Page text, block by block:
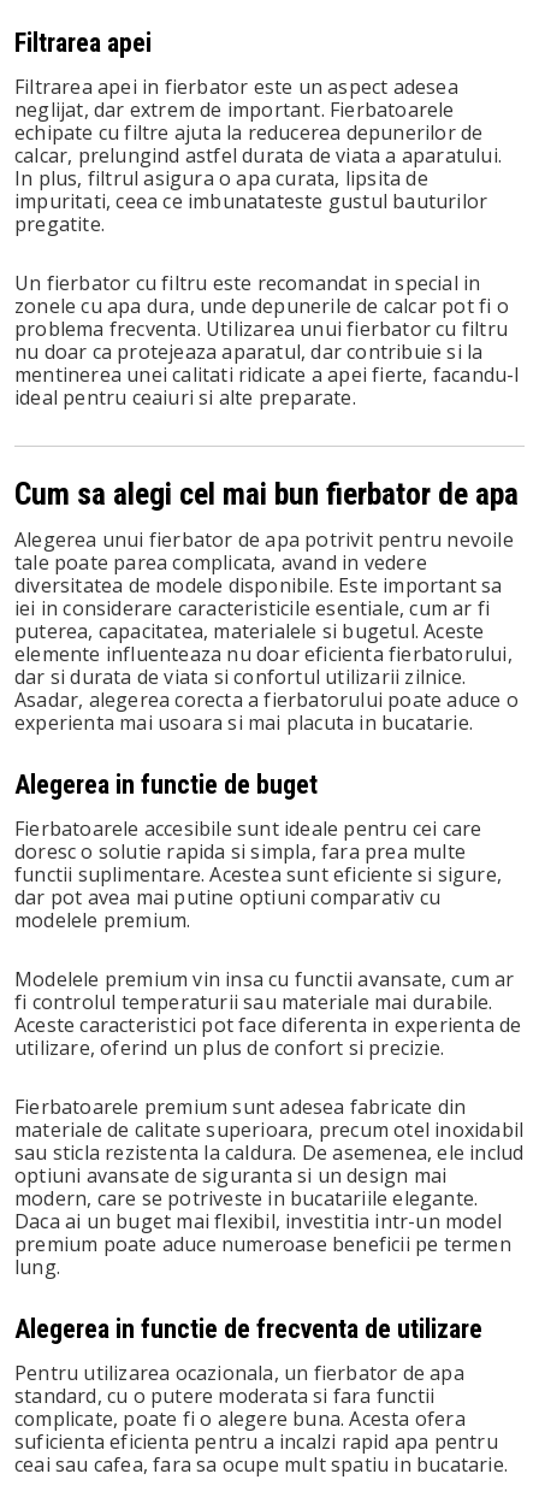
Filtrarea apei
Filtrarea apei in fierbator este un aspect adesea
neglijat, dar extrem de important. Fierbatoarele
echipate cu filtre ajuta la reducerea depunerilor de
calcar, prelungind astfel durata de viata a aparatului.
In plus, filtrul asigura o apa curata, lipsita de
impuritati, ceea ce imbunatateste gustul bauturilor
pregatite.
Un fierbator cu filtru este recomandat in special in
zonele cu apa dura, unde depunerile de calcar pot fi o
problema frecventa. Utilizarea unui fierbator cu filtru
nu doar ca protejeaza aparatul, dar contribuie si la
mentinerea unei calitati ridicate a apei fierte, facandu-l
ideal pentru ceaiuri si alte preparate.
Cum sa alegi cel mai bun fierbator de apa
Alegerea unui fierbator de apa potrivit pentru nevoile
tale poate parea complicata, avand in vedere
diversitatea de modele disponibile. Este important sa
iei in considerare caracteristicile esentiale, cum ar fi
puterea, capacitatea, materialele si bugetul. Aceste
elemente influenteaza nu doar eficienta fierbatorului,
dar si durata de viata si confortul utilizarii zilnice.
Asadar, alegerea corecta a fierbatorului poate aduce o
experienta mai usoara si mai placuta in bucatarie.
Alegerea in functie de buget
Fierbatoarele accesibile sunt ideale pentru cei care
doresc o solutie rapida si simpla, fara prea multe
functii suplimentare. Acestea sunt eficiente si sigure,
dar pot avea mai putine optiuni comparativ cu
modelele premium.
Modelele premium vin insa cu functii avansate, cum ar
fi controlul temperaturii sau materiale mai durabile.
Aceste caracteristici pot face diferenta in experienta de
utilizare, oferind un plus de confort si precizie.
Fierbatoarele premium sunt adesea fabricate din
materiale de calitate superioara, precum otel inoxidabil
sau sticla rezistenta la caldura. De asemenea, ele includ
optiuni avansate de siguranta si un design mai
modern, care se potriveste in bucatariile elegante.
Daca ai un buget mai flexibil, investitia intr-un model
premium poate aduce numeroase beneficii pe termen
lung.
Alegerea in functie de frecventa de utilizare
Pentru utilizarea ocazionala, un fierbator de apa
standard, cu o putere moderata si fara functii
complicate, poate fi o alegere buna. Acesta ofera
suficienta eficienta pentru a incalzi rapid apa pentru
ceai sau cafea, fara sa ocupe mult spatiu in bucatarie.